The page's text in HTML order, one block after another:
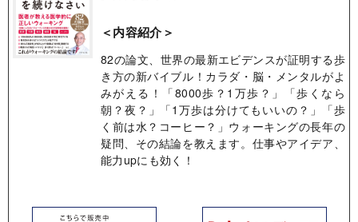
＜内容紹介＞
82の論文、世界の最新エビデンスが証明する歩
き方の新バイブル！カラダ・脳・メンタルがよ
みがえる！「8000歩？1万歩？」「歩くなら
朝？夜？」「1万歩は分けてもいいの？」「歩
く前は水？コーヒー？」ウォーキングの長年の
疑問、その結論を教えます。仕事やアイデア、
能力upにも効く！